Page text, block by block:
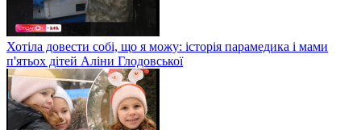
Хотіла довести собі, що я можу: історія парамедика і мами
п'ятьох дітей Аліни Глодовської